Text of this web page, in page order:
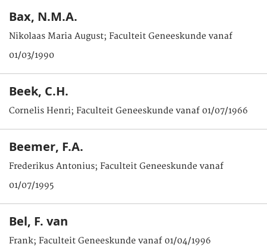
Bax, N.M.A.
Nikolaas Maria August; Faculteit Geneeskunde vanaf
01/03/1990
Beek, C.H.
Cornelis Henri; Faculteit Geneeskunde vanaf 01/07/1966
Beemer, F.A.
Frederikus Antonius; Faculteit Geneeskunde vanaf
01/07/1995
Bel, F. van
Frank; Faculteit Geneeskunde vanaf 01/04/1996